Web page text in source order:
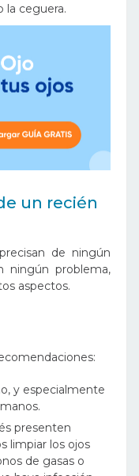
la ceguera.
un recién
de ningún
ningún problema,
aspectos.
y especialmente
presenten
limpiar los ojos
de gasas o